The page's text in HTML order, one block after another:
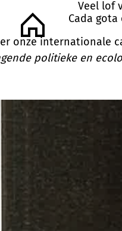
Inicio
Cada gota
Veel lof
onze internationale
politieke en